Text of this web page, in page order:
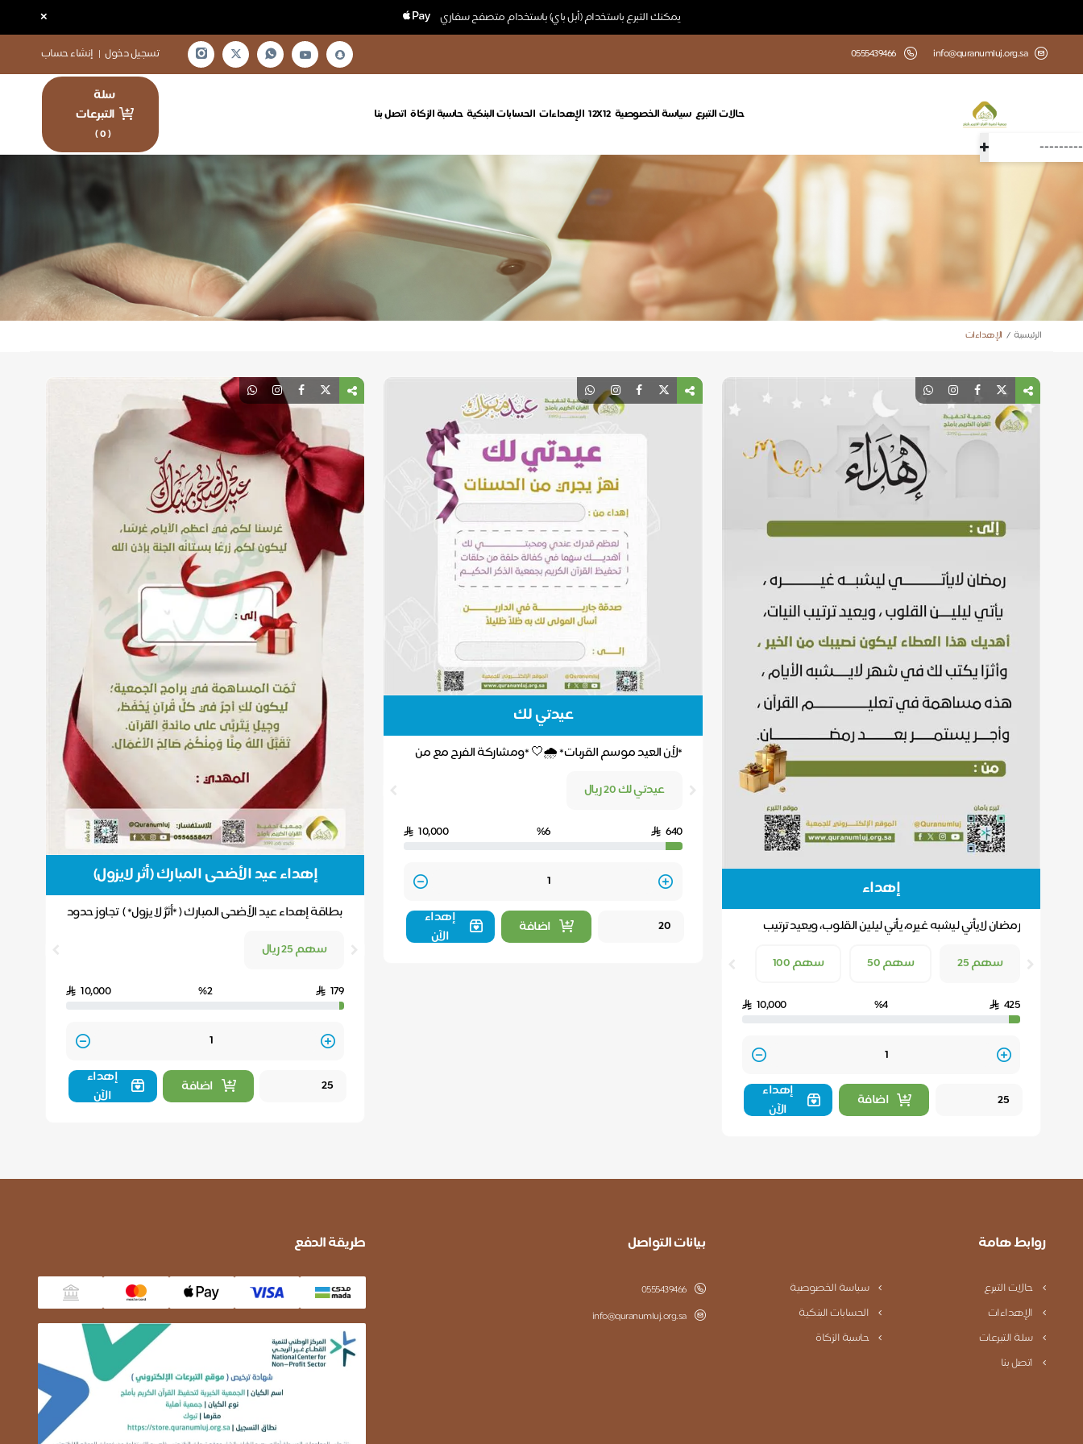
يمكنك التبرع باستخدام (أبل باي) باستخدام متصفح سفاري ×
---------
info@quranumluj.org.sa
0555439466 تسجيل دخول | إنشاء حساب
حالات التبرع سياسة الخصوصية 12X12 الإهداءات الحسابات البنكية حاسبة الزكاة اتصل بنا
سلة
التبرعات
(
0
)
الرئيسية الإهداءات
إهداء
رمضان لايأتي ليشبه غيره، يأتي ليلين القلوب، ويعيد ترتيب
سهم 25
سهم 50 سهم 100
425
%4
10,000
Quantity
اضافة
إهداء
الآن
عيدتي لك
*لأن العيد موسم القربات* 🌧️🤍 *ومشاركة الفرح مع من
عيدتي لك 20 ريال
640
%6
10,000
Quantity
اضافة
إهداء
الآن
إهداء عيد الأضحى المبارك (أثر لايزول)
بطاقة إهداء عيد الأضحى المبارك ( *أثرٌ لا يزول* ) تجاوز حدود
سهم 25 ريال
179
%2
10,000
Quantity
اضافة
إهداء
الآن
روابط هامة
حالات التبرع
سياسة الخصوصية
الإهداءات
الحسابات البنكية
سلة التبرعات
حاسبة الزكاة
اتصل بنا
بيانات التواصل
0555439466
info@quranumluj.org.sa
طريقة الدفع